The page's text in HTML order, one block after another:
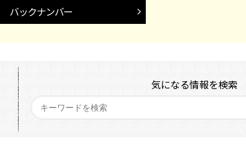
バックナンバー
気になる情報を検索